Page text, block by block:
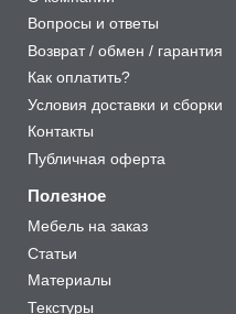
Вопросы и ответы
Возврат / обмен / гарантия
Как оплатить?
Условия доставки и сборки
Контакты
Публичная оферта
Полезное
Мебель на заказ
Статьи
Материалы
Текстуры